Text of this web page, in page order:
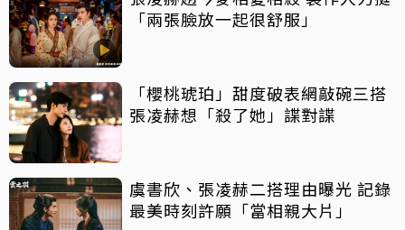
「兩張臉放一起很舒服」
「櫻桃琥珀」甜度破表網敲碗三搭
張凌赫想「殺了她」諜對諜
虞書欣、張凌赫二搭理由曝光 記錄
最美時刻許願「當相親大片」